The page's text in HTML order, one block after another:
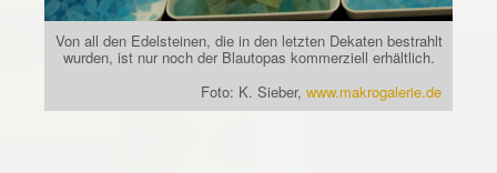
Von all den Edelsteinen, die in den letzten Dekaten bestrahlt
wurden, ist nur noch der Blautopas kommerziell erhältlich.
Foto: K. Sieber, www.makrogalerie.de